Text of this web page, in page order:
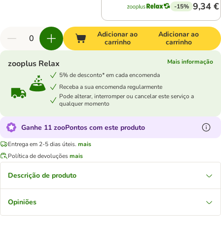
-15% 9,34 €
Adicionar ao
carrinho
Adicionar ao
carrinho
zooplus Relax
Mais informação
5% de desconto* em cada encomenda
Receba a sua encomenda regularmente
Pode alterar, interromper ou cancelar este serviço a
qualquer momento
Ganhe 11 zooPontos com este produto
Entrega em 2-5 dias úteis. mais
Política de devoluçõesmais
Descrição de produto
Opiniões